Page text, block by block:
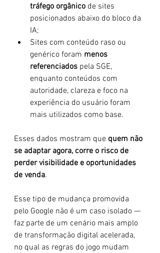
tráfego orgânico de sites
posicionados abaixo do bloco da
IA;
Sites com conteúdo raso ou
genérico foram menos
referenciados pela SGE,
enquanto conteúdos com
autoridade, clareza e foco na
experiência do usuário foram
mais utilizados como base.
Esses dados mostram que quem não
se adaptar agora, corre o risco de
perder visibilidade e oportunidades
de venda.
Esse tipo de mudança promovida
pelo Google não é um caso isolado —
faz parte de um cenário mais amplo
de transformação digital acelerada,
no qual as regras do jogo mudam